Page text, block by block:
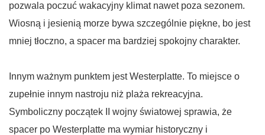
pozwala poczuć wakacyjny klimat nawet poza sezonem.
Wiosną i jesienią morze bywa szczególnie piękne, bo jest
mniej tłoczno, a spacer ma bardziej spokojny charakter.
Innym ważnym punktem jest Westerplatte. To miejsce o
zupełnie innym nastroju niż plaża rekreacyjna.
Symboliczny początek II wojny światowej sprawia, że
spacer po Westerplatte ma wymiar historyczny i